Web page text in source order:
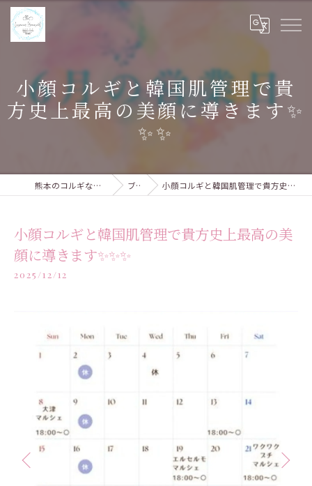
小顔コルギと韓国肌管理で貴
方史上最高の美顔に導きます✨
✨✨
熊本のコルギならルピナスブーケ ブログ 小顔コルギと韓国肌管理で貴方史上最高の美顔に導きます✨✨✨
小顔コルギと韓国肌管理で貴方史上最高の美
顔に導きます✨✨✨
2025/12/12